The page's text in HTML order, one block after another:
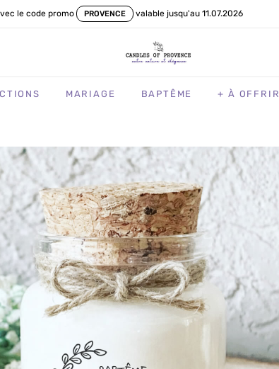
le code promo PROVENCE valable jusqu'au 11.07.2026
MARIAGE BAPTÊME + À OFFRIR